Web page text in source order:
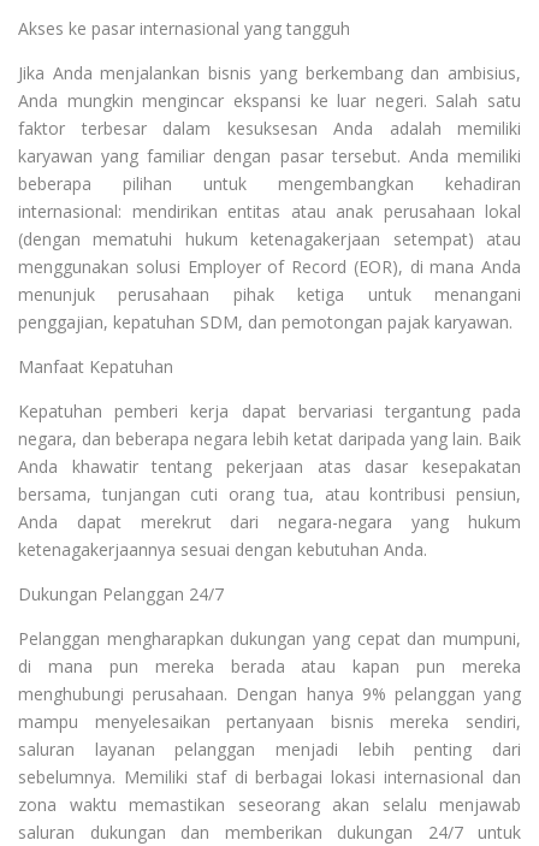
Akses ke pasar internasional yang tangguh
Jika Anda menjalankan bisnis yang berkembang dan ambisius,
Anda mungkin mengincar ekspansi ke luar negeri. Salah satu
faktor terbesar dalam kesuksesan Anda adalah memiliki
karyawan yang familiar dengan pasar tersebut. Anda memiliki
beberapa pilihan untuk mengembangkan kehadiran
internasional: mendirikan entitas atau anak perusahaan lokal
(dengan mematuhi hukum ketenagakerjaan setempat) atau
menggunakan solusi Employer of Record (EOR), di mana Anda
menunjuk perusahaan pihak ketiga untuk menangani
penggajian, kepatuhan SDM, dan pemotongan pajak karyawan.
Manfaat Kepatuhan
Kepatuhan pemberi kerja dapat bervariasi tergantung pada
negara, dan beberapa negara lebih ketat daripada yang lain. Baik
Anda khawatir tentang pekerjaan atas dasar kesepakatan
bersama, tunjangan cuti orang tua, atau kontribusi pensiun,
Anda dapat merekrut dari negara-negara yang hukum
ketenagakerjaannya sesuai dengan kebutuhan Anda.
Dukungan Pelanggan 24/7
Pelanggan mengharapkan dukungan yang cepat dan mumpuni,
di mana pun mereka berada atau kapan pun mereka
menghubungi perusahaan. Dengan hanya 9% pelanggan yang
mampu menyelesaikan pertanyaan bisnis mereka sendiri,
saluran layanan pelanggan menjadi lebih penting dari
sebelumnya. Memiliki staf di berbagai lokasi internasional dan
zona waktu memastikan seseorang akan selalu menjawab
saluran dukungan dan memberikan dukungan 24/7 untuk